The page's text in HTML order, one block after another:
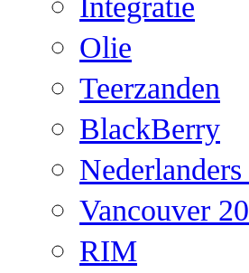
Olie
Teerzanden
BlackBerry
Vancouver
RIM